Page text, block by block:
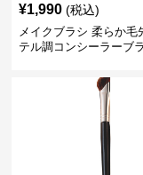
¥1,990 (税込)
メイクブラシ 柔らか毛
テル調コンシーラーブ